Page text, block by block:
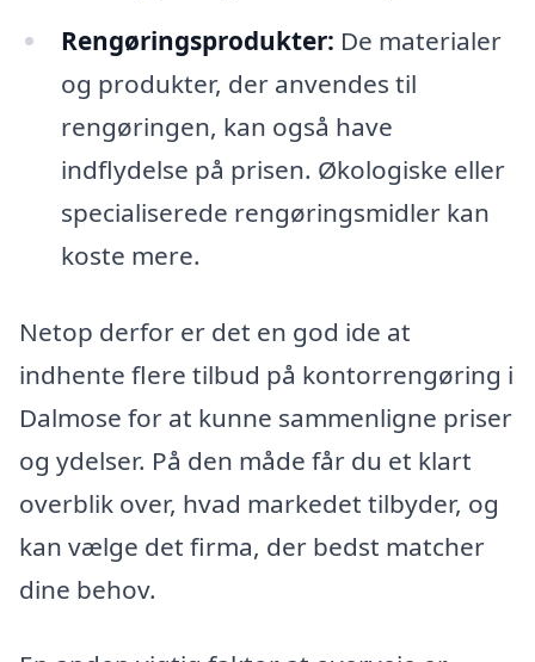
Rengøringsprodukter: De materialer
og produkter, der anvendes til
rengøringen, kan også have
indflydelse på prisen. Økologiske eller
specialiserede rengøringsmidler kan
koste mere.
Netop derfor er det en god ide at
indhente flere tilbud på kontorrengøring i
Dalmose for at kunne sammenligne priser
og ydelser. På den måde får du et klart
overblik over, hvad markedet tilbyder, og
kan vælge det firma, der bedst matcher
dine behov.